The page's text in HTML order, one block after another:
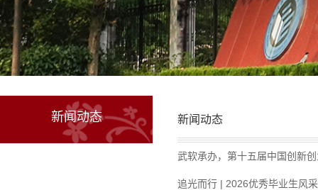
新闻动态 新闻动态
武软承办，第十五届中国创新
追光而行 | 2026优秀毕业生风